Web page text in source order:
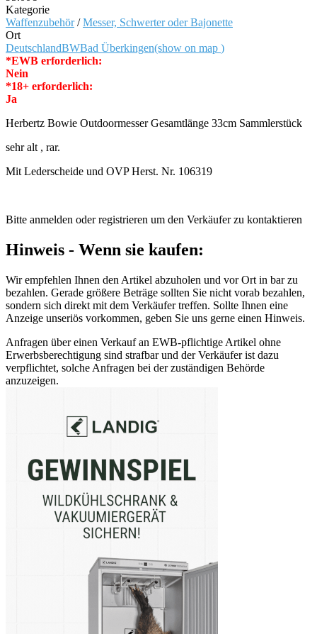
Kategorie
Waffenzubehör/Messer, Schwerter oder Bajonette
Ort
DeutschlandBWBad Überkingen(show on map )
*EWB erforderlich:
Nein
*18+ erforderlich:
Ja
Herbertz Bowie Outdoormesser Gesamtlänge 33cm Sammlerstück
sehr alt , rar.
Mit Lederscheide und OVP Herst. Nr. 106319
Bitte anmelden oder registrieren um den Verkäufer zu kontaktieren
Hinweis - Wenn sie kaufen:
Wir empfehlen Ihnen den Artikel abzuholen und vor Ort in bar zu
bezahlen. Gerade größere Beträge sollten Sie nicht vorab bezahlen,
sondern sich direkt mit dem Verkäufer treffen. Sollte Ihnen eine
Anzeige unseriös vorkommen, geben Sie uns gerne einen Hinweis.
Anfragen über einen Verkauf an EWB-pflichtige Artikel ohne
Erwerbsberechtigung sind strafbar und der Verkäufer ist dazu
verpflichtet, solche Anfragen bei der zuständigen Behörde
anzuzeigen.